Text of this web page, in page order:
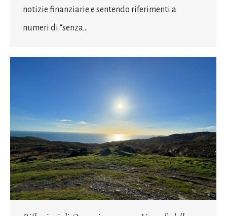
notizie finanziarie e sentendo riferimenti a
numeri di “senza…